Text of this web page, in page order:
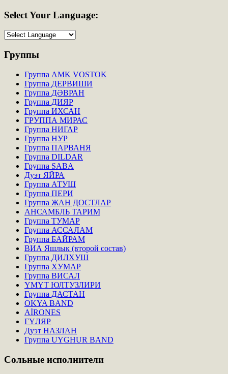
SelectYour Language:
Группы
Группа AMK VOSTOK
Группа ДЕРВИШИ
Группа ДӘВРАН
Группа ДИЯР
Группа ИХСАН
ГРУППА МИРАС
Группа НИГАР
Группа НУР
Группа ПАРВАНЯ
Группа DILDAR
Группа SABA
Дуэт ЯЙРА
Группа АТУШ
Группа ПЕРИ
Группа ЖАН ДОСТЛАР
АНСАМБЛЬ ТАРИМ
Группа ТУМАР
Группа АССАЛАМ
Группа БАЙРАМ
ВИА Яшлык (второй состав)
Группа ДИЛХУШ
Группа ХУМАР
Группа ВИСАЛ
ҮМҮТ ЮЛТУЗЛИРИ
Группа ДАСТАН
OKYA BAND
AİRONES
ГҮЛЯР
Дуэт НАЗЛАН
Группа UYGHUR BAND
Сольные исполнители